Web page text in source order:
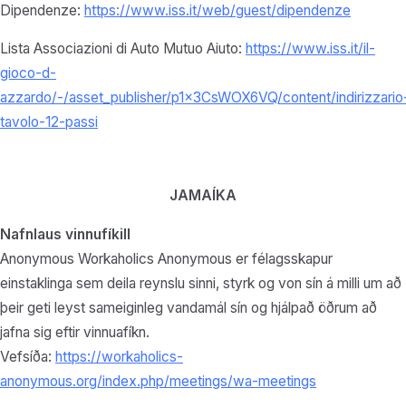
Dipendenze: https://www.iss.it/web/guest/dipendenze
Lista Associazioni di Auto Mutuo Aiuto: https://www.iss.it/il-
gioco-d-
azzardo/-/asset_publisher/p1x3CsWOX6VQ/content/
tavolo-12-passi
JAMAÍKA
Nafnlaus vinnufíkill
Anonymous Workaholics Anonymous er félagsskapur
einstaklinga sem deila reynslu sinni, styrk og von sín á milli um að
þeir geti leyst sameiginleg vandamál sín og hjálpað öðrum að
jafna sig eftir vinnuafíkn.
Vefsíða: https://workaholics-
anonymous.org/index.php/meetings/wa-meetings